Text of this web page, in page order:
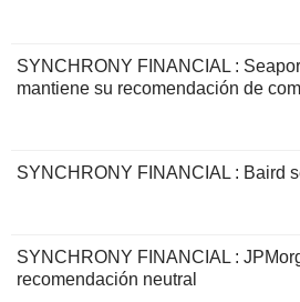
SYNCHRONY FINANCIAL :
mantiene su recomendación de
SYNCHRONY FINANCIAL : Baird
SYNCHRONY FINANCIAL :
recomendación neutral